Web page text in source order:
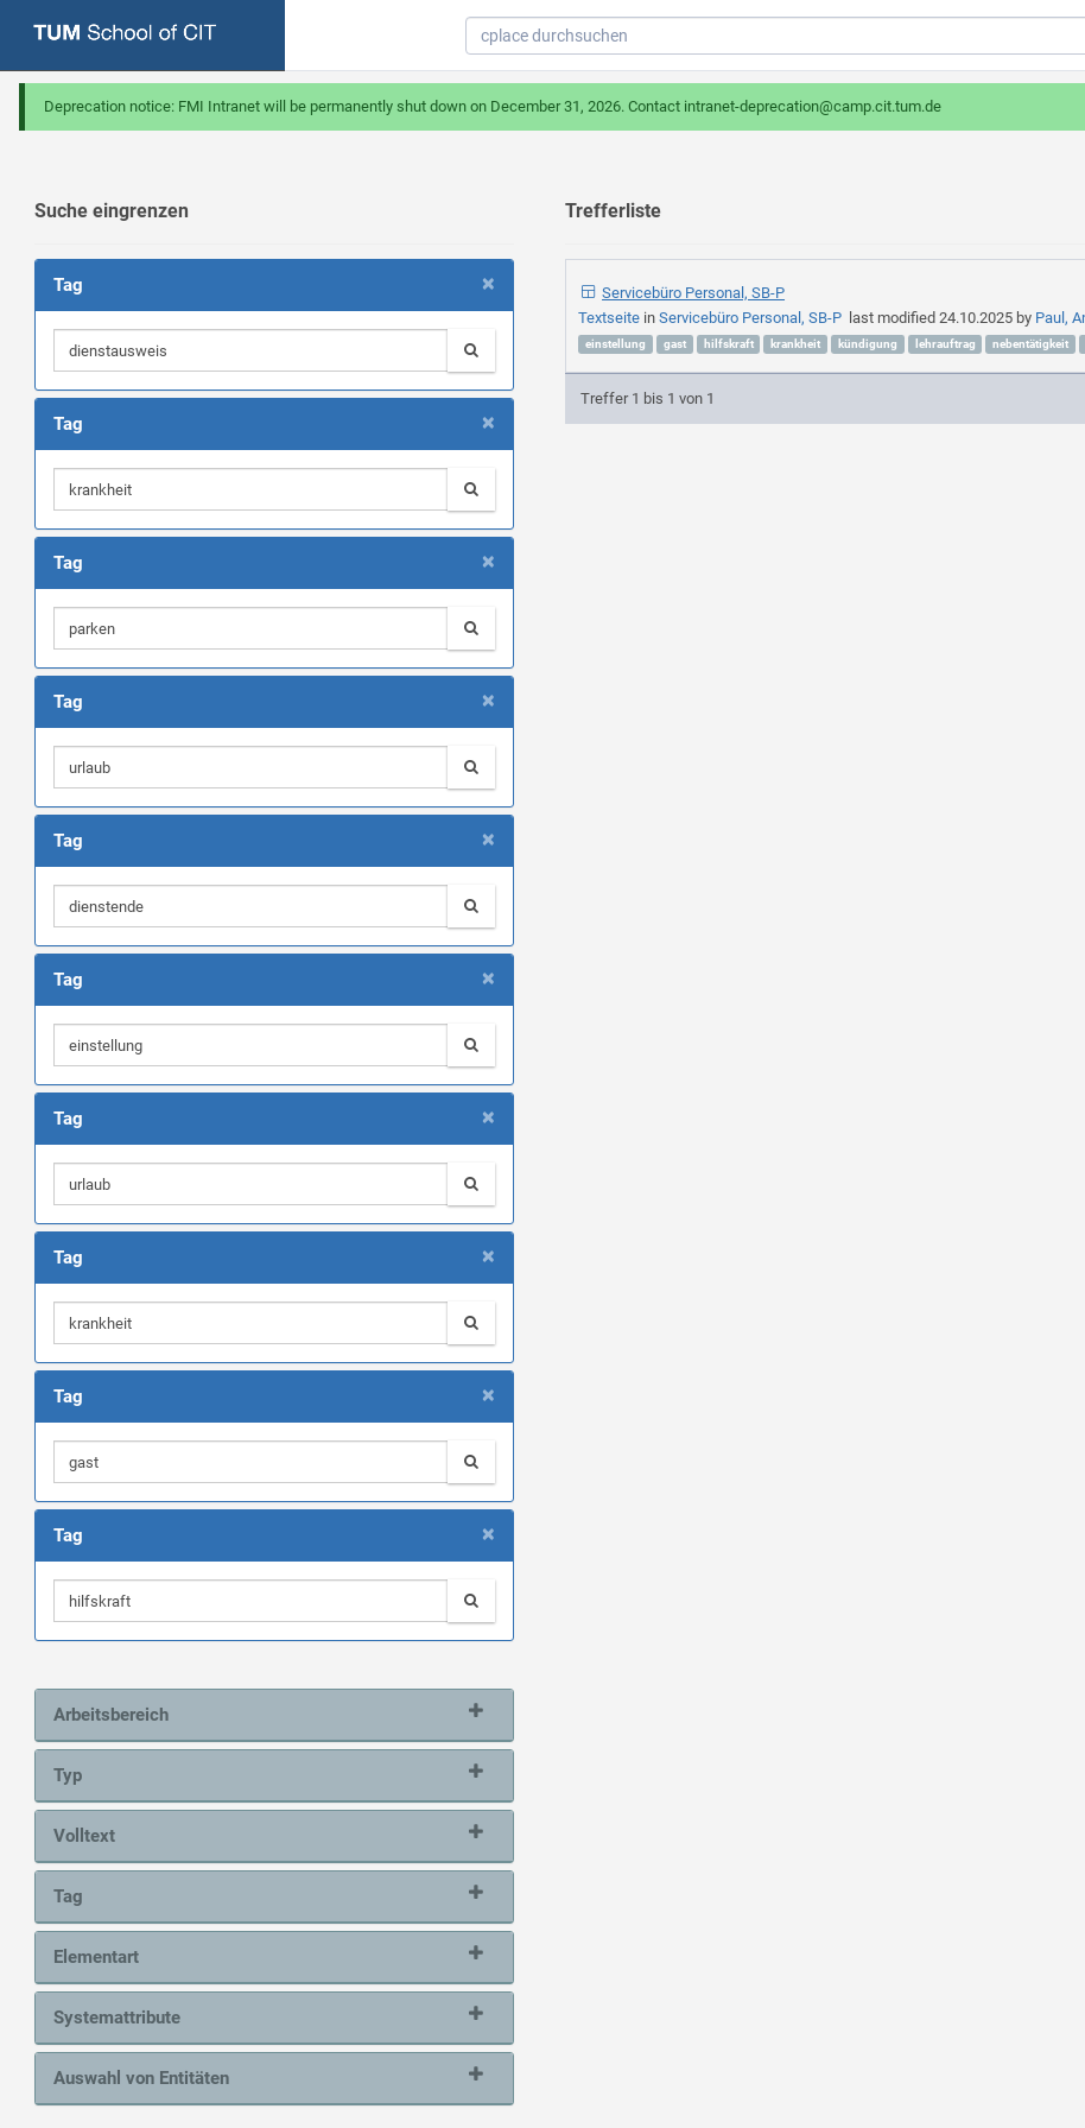
Deprecation notice: FMI Intranet will be permanently shut down on December 31, 2026. Contact intranet-deprecation@camp.cit.tum.de
Suche eingrenzen
×
Tag
×
Tag
×
Tag
×
Tag
×
Tag
×
Tag
×
Tag
×
Tag
×
Tag
×
Tag
Arbeitsbereich
Typ
Volltext
Tag
Elementart
Systemattribute
Auswahl von Entitäten
Trefferliste
Servicebüro Personal, SB-P
Textseite inServicebüro Personal, SB-P last modified24.10.2025 by Paul,
einstellung
gast hilfskraft krankheit kündigung lehrauftrag nebentätigkeit
Treffer 1 bis 1 von 1